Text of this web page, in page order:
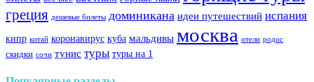
греция дешевые билеты доминикана идеи путешествий испания
кипр китай коронавирус куба мальдивы москва отели родос
скидки сочи тунис туры туры на 1